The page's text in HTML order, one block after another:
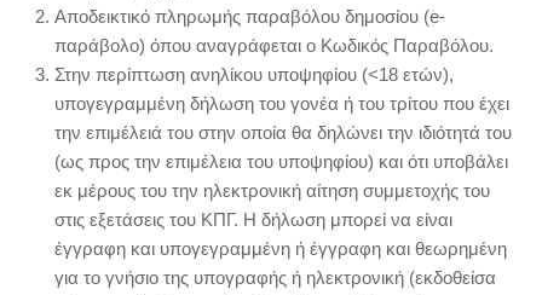
Αποδεικτικό πληρωμής παραβόλου δημοσίου (e-
παράβολο) όπου αναγράφεται ο Κωδικός Παραβόλου.
Στην περίπτωση ανηλίκου υποψηφίου (<18 ετών),
υπογεγραμμένη δήλωση του γονέα ή του τρίτου που έχει
την επιμέλειά του στην οποία θα δηλώνει την ιδιότητά του
(ως προς την επιμέλεια του υποψηφίου) και ότι υποβάλει
εκ μέρους του την ηλεκτρονική αίτηση συμμετοχής του
στις εξετάσεις του ΚΠΓ. Η δήλωση μπορεί να είναι
έγγραφη και υπογεγραμμένη ή έγγραφη και θεωρημένη
για το γνήσιο της υπογραφής ή ηλεκτρονική (εκδοθείσα